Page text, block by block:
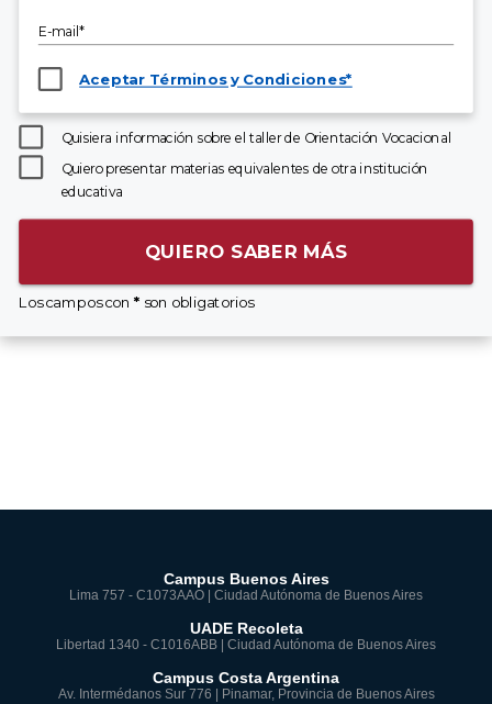
E-mail*
Aceptar Términos y Condiciones*
Quisiera información sobre el taller de Orientación Vocacional
Quiero presentar materias equivalentes de otra institución
educativa
QUIERO SABER MÁS
Los campos con * son obligatorios
Campus Buenos Aires
Lima 757 - C1073AAO | Ciudad Autónoma de Buenos Aires
UADE Recoleta
Libertad 1340 - C1016ABB | Ciudad Autónoma de Buenos Aires
Campus Costa Argentina
Av. Intermédanos Sur 776 | Pinamar, Provincia de Buenos Aires